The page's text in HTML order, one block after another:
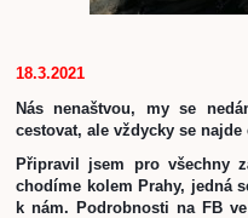
18.3.2021
Nás nenaštvou, my se
cestovat, ale vždycky se najde
Připravil jsem pro všechny
chodíme kolem Prahy, jedná
k nám. Podrobnosti na FB